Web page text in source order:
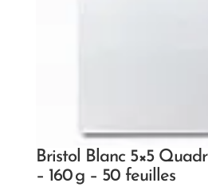
Bristol Blanc 5×5
– 160 g – 50 feuilles